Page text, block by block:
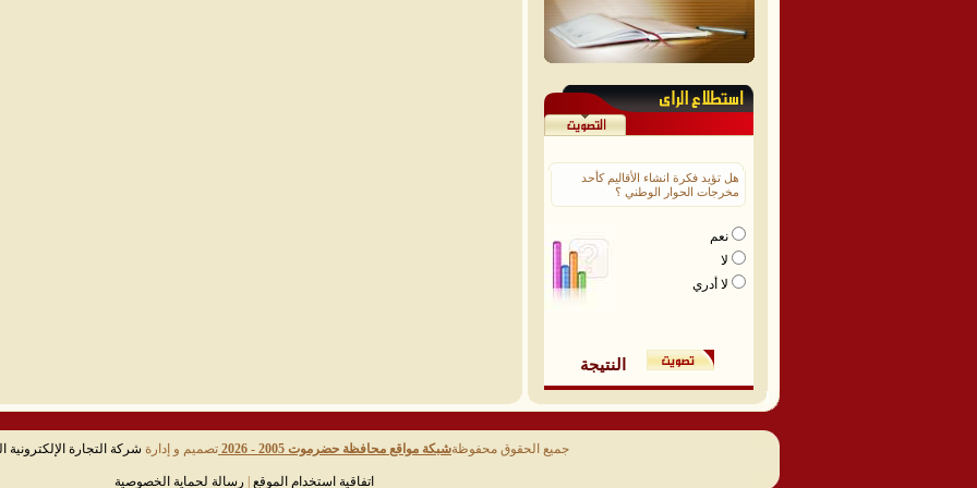
هل تؤيد فكرة انشاء الأقاليم كأحد
مخرجات الحوار الوطني ؟
نعم
لا
لا أدري
النتيجة
جميع الحقوق محفوظةشبكة مواقع محافظة حضرموت 2005 - 2026 تصميم و إدارة شركة التجارة الإلكترونية
اتفاقية استخدام الموقع رسالة لحماية الخصوصية